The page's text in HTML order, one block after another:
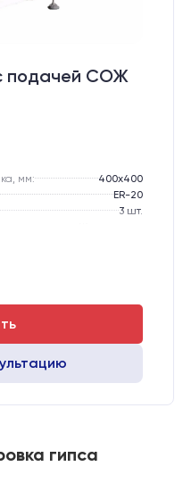
подачей СОЖ
мм:
400х400
ER-20
3 шт.
гипса